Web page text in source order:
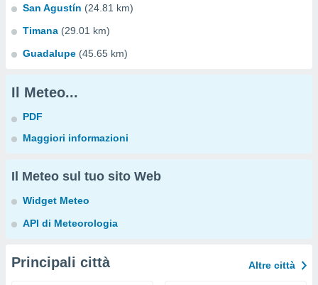
San Agustín (24.81 km)
Timana (29.01 km)
Guadalupe (45.65 km)
Il Meteo...
PDF
Maggiori informazioni
Il Meteo sul tuo sito Web
Widget Meteo
API di Meteorologia
Principali città Altre città